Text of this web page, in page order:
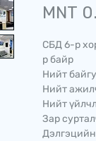
MNT
СБД 6-р
р байр
Нийт
Нийт
Нийт
Зар
Дэлгэцийн